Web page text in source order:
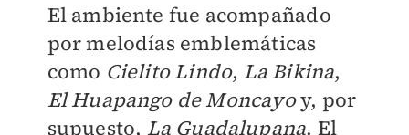
El ambiente fue acompañado
por melodías emblemáticas
como Cielito Lindo, La Bikina,
El Huapango de Moncayoy, por
supuesto, La Guadalupana. El